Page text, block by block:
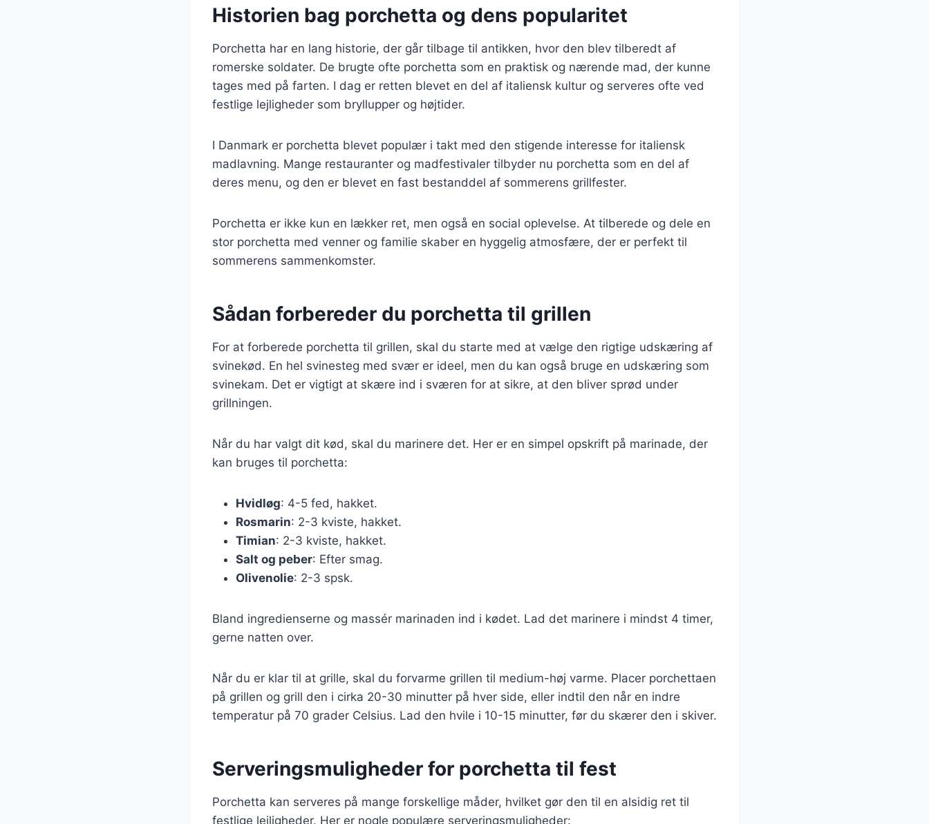
Historien bag porchetta og dens popularitet
Porchetta har en lang historie, der går tilbage til antikken, hvor den blev tilberedt af
romerske soldater. De brugte ofte porchetta som en praktisk og nærende mad, der kunne
tages med på farten. I dag er retten blevet en del af italiensk kultur og serveres ofte ved
festlige lejligheder som bryllupper og højtider.
I Danmark er porchetta blevet populær i takt med den stigende interesse for italiensk
madlavning. Mange restauranter og madfestivaler tilbyder nu porchetta som en del af
deres menu, og den er blevet en fast bestanddel af sommerens grillfester.
Porchetta er ikke kun en lækker ret, men også en social oplevelse. At tilberede og dele en
stor porchetta med venner og familie skaber en hyggelig atmosfære, der er perfekt til
sommerens sammenkomster.
Sådan forbereder du porchetta til grillen
For at forberede porchetta til grillen, skal du starte med at vælge den rigtige udskæring af
svinekød. En hel svinesteg med svær er ideel, men du kan også bruge en udskæring som
svinekam. Det er vigtigt at skære ind i sværen for at sikre, at den bliver sprød under
grillningen.
Når du har valgt dit kød, skal du marinere det. Her er en simpel opskrift på marinade, der
kan bruges til porchetta:
Hvidløg: 4-5 fed, hakket.
Rosmarin: 2-3 kviste, hakket.
Timian: 2-3 kviste, hakket.
Salt og peber: Efter smag.
Olivenolie: 2-3 spsk.
Bland ingredienserne og massér marinaden ind i kødet. Lad det marinere i mindst 4 timer,
gerne natten over.
Når du er klar til at grille, skal du forvarme grillen til medium-høj varme. Placer porchettaen
på grillen og grill den i cirka 20-30 minutter på hver side, eller indtil den når en indre
temperatur på 70 grader Celsius. Lad den hvile i 10-15 minutter, før du skærer den i skiver.
Serveringsmuligheder for porchetta til fest
Porchetta kan serveres på mange forskellige måder, hvilket gør den til en alsidig ret til
festlige lejligheder. Her er nogle populære serveringsmuligheder: